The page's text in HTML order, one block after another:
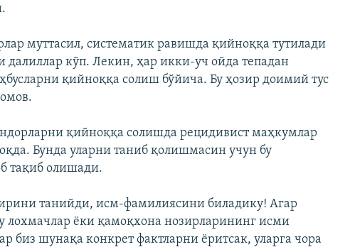
муттасил, систематик равишда қийноққа тутилади
далиллар кўп. Лекин, ҳар икки-уч ойда тепадан
қийноққа солиш бўйича. Бу ҳозир доимий тус
қийноққа солишда рецидивист маҳкумлар
Бунда уларни таниб қолишмасин учун бу
тақиб олишади.
танийди, исм-фамилиясини биладику! Агар
лохмачлар ёки қамоқхона нозирларининг исми
биз шунақа конкрет фактларни ёритсак, уларга чора